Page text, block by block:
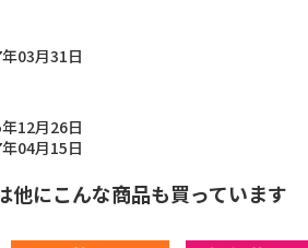
03月31日
12月26日
04月15日
他にこんな商品も買っています